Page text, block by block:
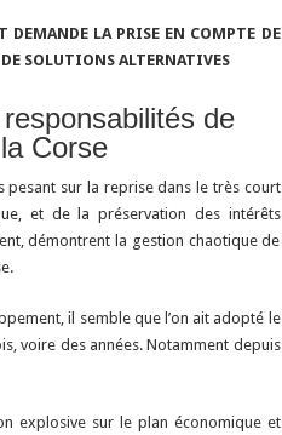
at
p
p
m
r
d
t
ai ta
er
DEMANDE LA PRISE EN COMPTE DE
SOLUTIONS ALTERNATIVES
de
Corse
pesant sur la reprise dans le très court
et de la préservation des intérêts
démontrent la gestion chaotique de
il semble que l’on ait adopté le
voire des années. Notamment depuis
explosive sur le plan économique et